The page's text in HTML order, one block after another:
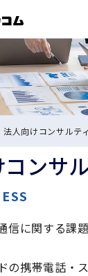
ンサ
法人向けコンサルテ
信に関する課
携帯電話・